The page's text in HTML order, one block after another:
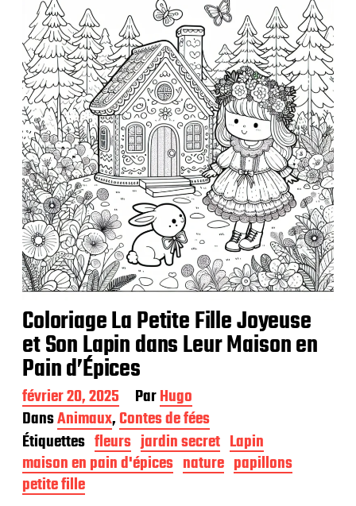
c
a
t
i
o
n
Coloriage La Petite Fille Joyeuse
et Son Lapin dans Leur Maison en
Pain d’Épices
D
a
t
e
d
e
p
février 20, 2025 ParHugo
DansAnimaux,Contes de fées
Étiquettes fleurs jardin secret Lapin
maison en pain d'épices nature papillons
petite fille